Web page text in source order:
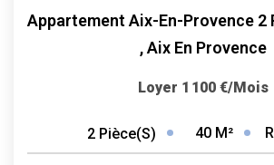
,Aix En Provence
Loyer 1 100 €/mois
2 Pièce(s) 40 M²